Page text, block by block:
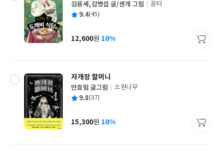
글
쓴
김용세,김병섭 글/센개 그림
출
사
꿈터
평 9.4(45)
가
12,600원 10%
자개장 할머니
글
쓴
안효림 글그림
출
사
소원나무
평 9.8(37)
가
15,300원 10%